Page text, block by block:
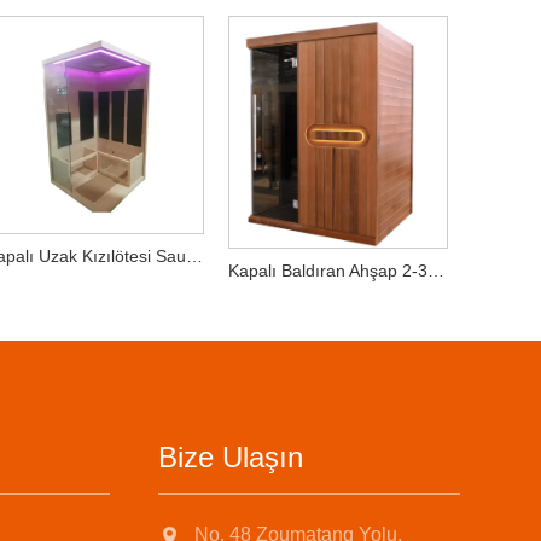
Bize Ulaşın
No. 48 Zoumatang Yolu,